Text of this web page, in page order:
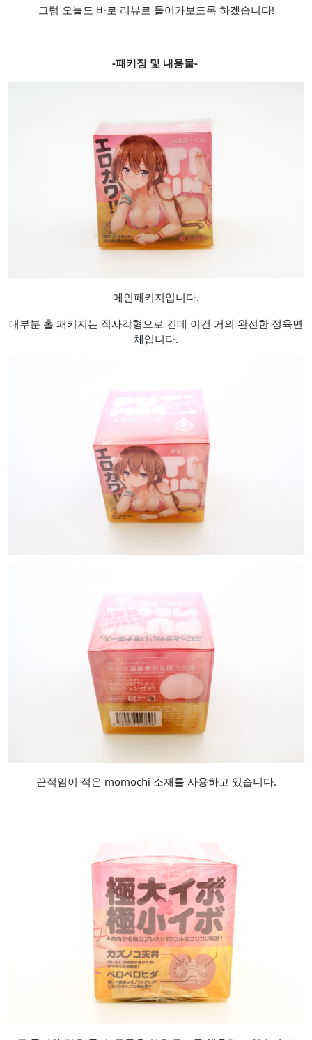
그럼 오늘도 바로 리뷰로 들어가보도록 하겠습니다!
-패키징 및 내용물-
메인패키지입니다.
대부분 홀 패키지는 직사각형으로 긴데 이건 거의 완전한 정육면
체입니다.
끈적임이 적은 momochi 소재를 사용하고 있습니다.